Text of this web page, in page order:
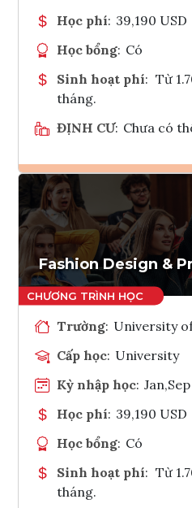
Học phí: 39,190 USD
Học bổng: Có
Sinh hoạt phí: Từ
tháng.
ĐỊNH CƯ: Chưa có
Fashion Design &
Trường: University
Cấp học: University
Kỳ nhập học: Jan,Sep
Học phí: 39,190 USD
Học bổng: Có
Sinh hoạt phí: Từ
tháng.